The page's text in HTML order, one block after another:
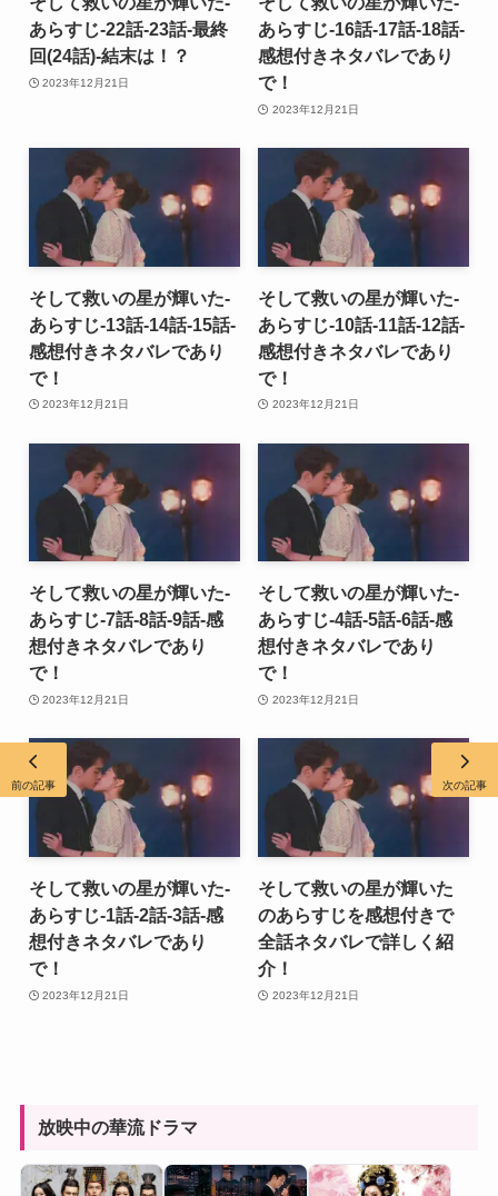
あらすじ-22話-23話-最終
回(24話)-結末は！？
2023年12月21日
あらすじ-16話-17話-18話-
感想付きネタバレであり
で！
2023年12月21日
そして救いの星が輝いた-
あらすじ-13話-14話-15話-
感想付きネタバレであり
で！
2023年12月21日
そして救いの星が輝いた-
あらすじ-10話-11話-12話-
感想付きネタバレであり
で！
2023年12月21日
そして救いの星が輝いた-
あらすじ-7話-8話-9話-感
想付きネタバレであり
で！
2023年12月21日
そして救いの星が輝いた-
あらすじ-4話-5話-6話-感
想付きネタバレであり
で！
2023年12月21日
そして救いの星が輝いた-
あらすじ-1話-2話-3話-感
想付きネタバレであり
で！
2023年12月21日
そして救いの星が輝いた
のあらすじを感想付きで
全話ネタバレで詳しく紹
介！
2023年12月21日
放映中の華流ドラマ
前の記事 次の記事